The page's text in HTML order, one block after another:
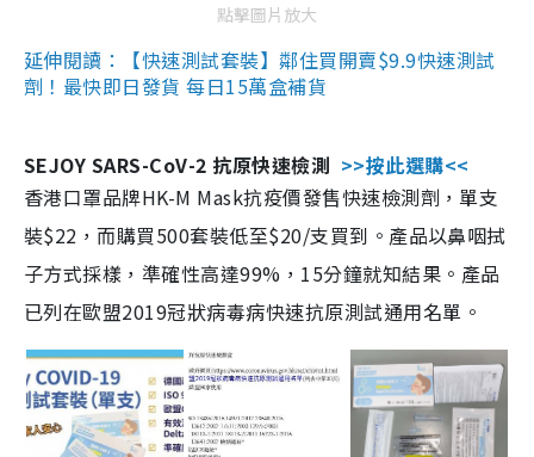
點擊圖片放大
延伸閱讀：【快速測試套裝】鄰住買開賣$9.9快速測試
劑！最快即日發貨 每日15萬盒補貨
SEJOY SARS-CoV-2 抗原快速檢測 >>按此選購<<
香港口罩品牌HK-M Mask抗疫價發售快速檢測劑，單支
裝$22，而購買500套裝低至$20/支買到。產品以鼻咽拭
子方式採樣，準確性高達99%，15分鐘就知結果。產品
已列在歐盟2019冠狀病毒病快速抗原測試通用名單。